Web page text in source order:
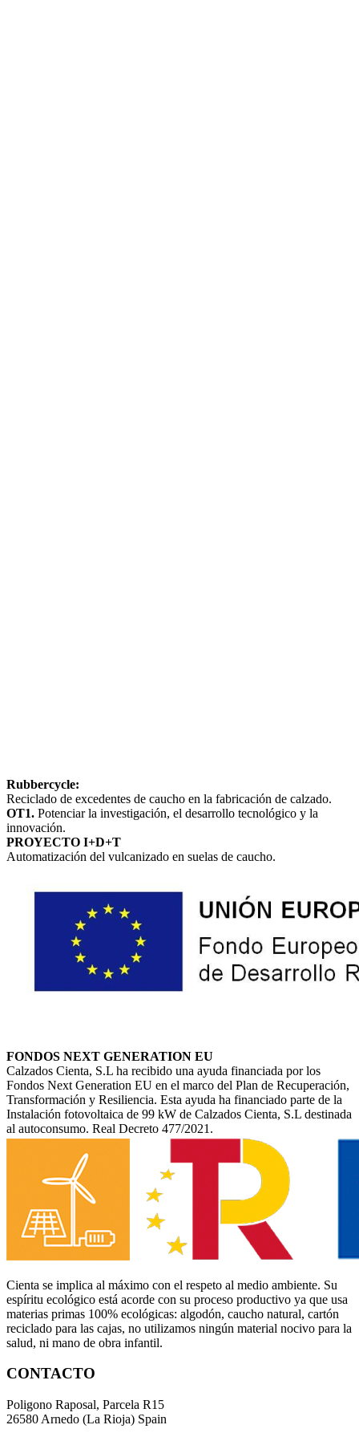
Rubbercycle:
Reciclado de excedentes de caucho en la fabricación de calzado.
OT1. Potenciar la investigación, el desarrollo tecnológico y la
innovación.
PROYECTO I+D+T
Automatización del vulcanizado en suelas de caucho.
FONDOS NEXT GENERATION EU
Calzados Cienta, S.L ha recibido una ayuda financiada por los
Fondos Next Generation EU en el marco del Plan de Recuperación,
Transformación y Resiliencia. Esta ayuda ha financiado parte de la
Instalación fotovoltaica de 99 kW de Calzados Cienta, S.L destinada
al autoconsumo. Real Decreto 477/2021.
Cienta se implica al máximo con el respeto al medio ambiente. Su
espíritu ecológico está acorde con su proceso productivo ya que usa
materias primas 100% ecológicas: algodón, caucho natural, cartón
reciclado para las cajas, no utilizamos ningún material nocivo para la
salud, ni mano de obra infantil.
CONTACTO
Poligono Raposal, Parcela R15
26580 Arnedo (La Rioja) Spain